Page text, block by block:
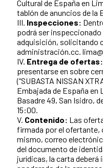
Cultural de España en
tablón de anuncios de la
III. Inspecciones:
podrá ser
adquisición, solicitando
administración.cc.
IV. Entrega de ofertas:
presentarse en sobre
(“SUBASTA NISSAN
Embajada de España en
Basadre 49, San Isidro,
15:00.
V. Contenido: Las
firmada por el
mismo, correo
del documento de
jurídicas, la carta deberá